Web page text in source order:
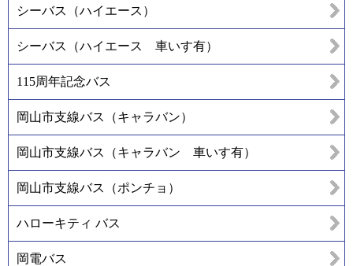
シーバス（ハイエース）
シーバス（ハイエース 車いす有）
115周年記念バス
岡山市支線バス（キャラバン）
岡山市支線バス（キャラバン 車いす有）
岡山市支線バス（ポンチョ）
ハローキティ バス
岡電バス